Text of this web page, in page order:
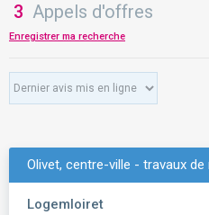
3 Appels d'offres
Enregistrer ma recherche
Olivet, centre-ville - travaux
Logemloiret